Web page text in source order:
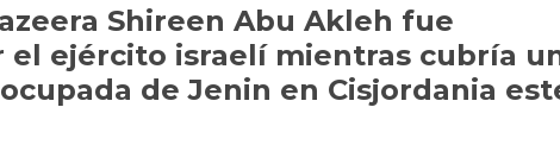
Li
n
k
ar
tir
Shireen Abu Akleh fue
el ejército israelí mientras cubría
de Jenin en Cisjordania